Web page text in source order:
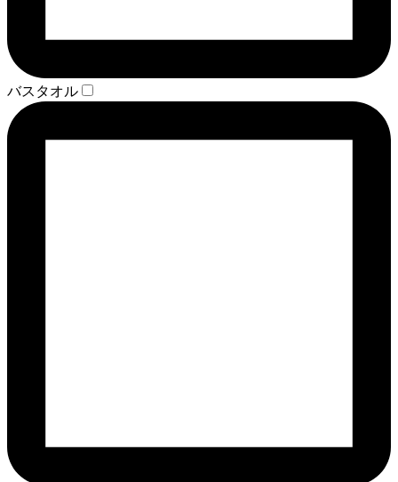
バスタオル